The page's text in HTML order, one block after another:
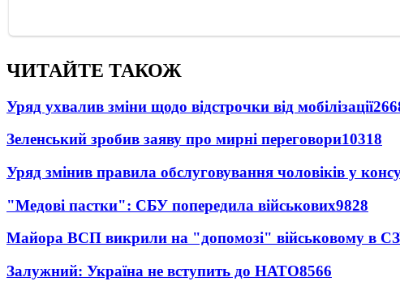
ЧИТАЙТЕ ТАКОЖ
Уряд ухвалив зміни щодо відстрочки від мобілізації
Зеленський зробив заяву про мирні переговори10318
Уряд змінив правила обслуговування чоловіків у
"Медові пастки": СБУ попередила військових9828
Майора ВСП викрили на "допомозі" військовому в
Залужний: Україна не вступить до НАТО8566